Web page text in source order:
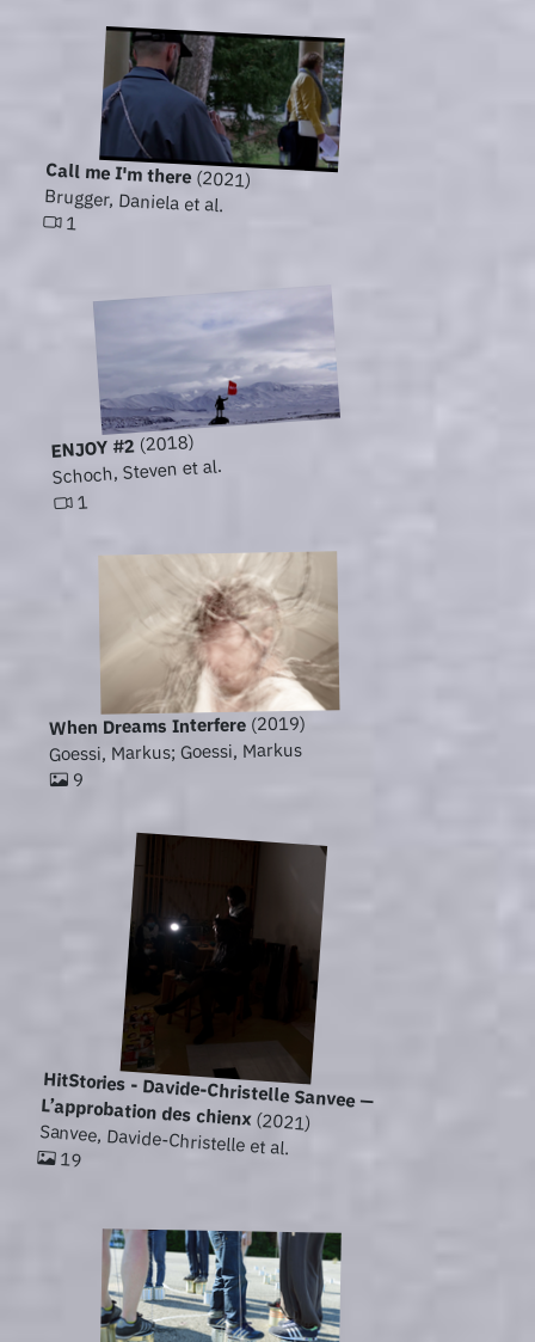
Call me I'm there(2021)
Brugger, Daniela et al.
1
ENJOY #2(2018)
Schoch, Steven et al.
1
When Dreams Interfere(2019)
Goessi, Markus; Goessi, Markus
9
HitStories - Davide-Christelle Sanvee —
L’approbation des chienx(2021)
Sanvee, Davide-Christelle et al.
19